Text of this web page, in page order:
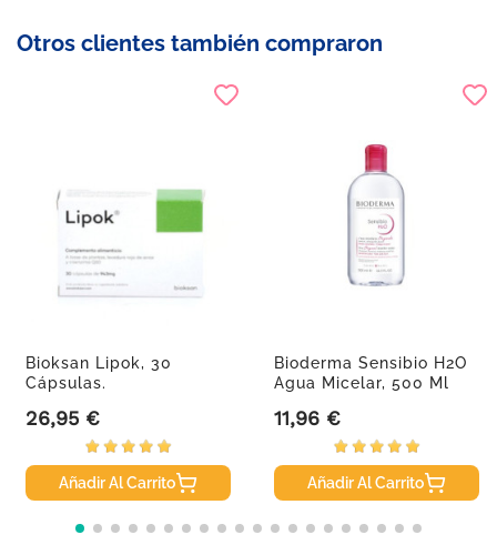
Otros clientes también compraron
Bioksan Lipok, 30
Cápsulas.
Precio
26,95 €
Añadir Al Carrito
Bioderma Sensibio H2O
Agua Micelar, 500 Ml
Precio
11,96 €
Añadir Al Carrito